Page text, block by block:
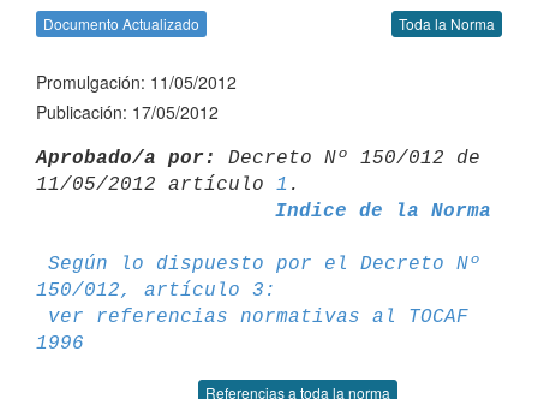
Documento Actualizado Toda la Norma
Promulgación: 11/05/2012
Publicación: 17/05/2012
Aprobado/a por:
Decreto Nº 150/012 de
11/05/2012 artículo 1
Indice de la Norma
Según lo dispuesto por el Decreto Nº
150/012, artículo 3:
ver referencias normativas al TOCAF
1996
Referencias a toda la norma